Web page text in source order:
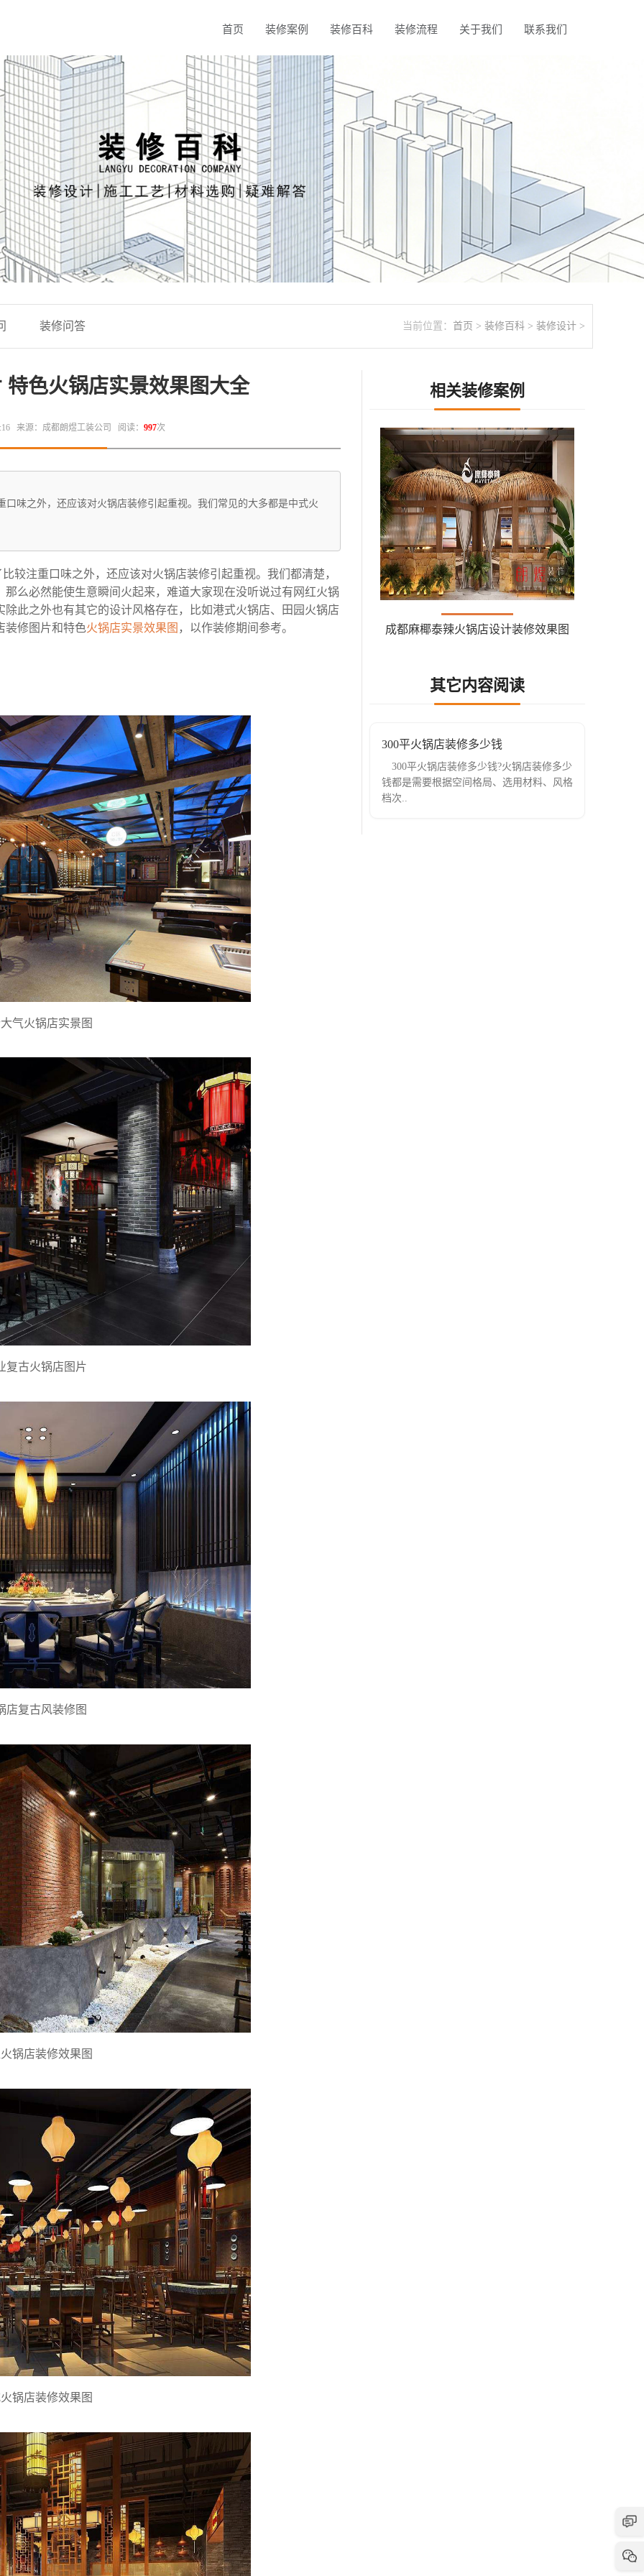
首页 装修案例 装修百科 装修流程 关于我们 联系我们
装修问答 当前位置： 首页 > 装修百科 > 装修设计 >
色火锅店实景效果图大全
来源：成都朗煜工装公司 阅读： 997次
味之外，还应该对火锅店装修引起重视。我们常见的大多都是中式火
注重口味之外，还应该对火锅店装修引起重视。我们都清楚，
么必然能使生意瞬间火起来，难道大家现在没听说过有网红火锅
此之外也有其它的设计风格存在，比如港式火锅店、田园火锅店
装修图片和特色火锅店实景效果图 ，以作装修期间参考。
气火锅店实景图
复古火锅店图片
店复古风装修图
锅店装修效果图
锅店装修效果图
相关装修案例
成都麻椰泰辣火锅店设计装修效果图
其它内容阅读
300平火锅店装修多少钱
300平火锅店装修多少钱?火锅店装修多少
钱都是需要根据空间格局、选用材料、风格
档次..